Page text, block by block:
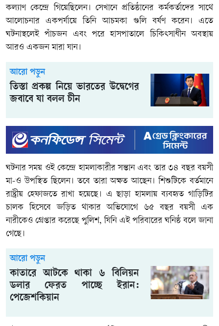
কল্যাণ কেন্দ্রে গিয়েছিলেন। সেখানে প্রতিষ্ঠানের কর্মকর্তাদের সাথে
আলোচনার একপর্যায়ে তিনি আচমকা গুলি বর্ষণ করেন। এতে
ঘটনাস্থলেই পাঁচজন এবং পরে হাসপাতালে চিকিৎসাধীন অবস্থায়
আরও একজন মারা যান।
আরো পড়ুন
তিস্তা প্রকল্প নিয়ে ভারতের উদ্বেগের
জবাবে যা বলল চীন
ঘটনার সময় ওই কেন্দ্রে হামলাকারীর সন্তান এবং তার ৩৪ বছর বয়সী
মা-ও উপস্থিত ছিলেন। তবে তারা অক্ষত আছেন। শিশুটিকে বর্তমানে
রাষ্ট্রীয় হেফাজতে রাখা হয়েছে। এ ছাড়া হামলায় ব্যবহৃত গাড়িটির
চালক হিসেবে জড়িত থাকার অভিযোগে ৬৫ বছর বয়সী এক
নারীকেও গ্রেপ্তার করেছে পুলিশ, যিনি এই পরিবারের ঘনিষ্ঠ বলে জানা
গেছে।
আরো পড়ুন
কাতারে আটকে থাকা ৬ বিলিয়ন
ডলার ফেরত পাচ্ছে ইরান:
পেজেশকিয়ান